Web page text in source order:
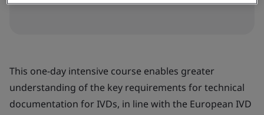
This one-day intensive course enables greater
understanding of the key requirements for technical
documentation for IVDs, in line with the European IVD